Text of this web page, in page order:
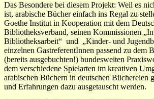
Das Besondere bei diesem Projekt: Weil es
ist, arabische Bücher einfach ins Regal zu
Goethe Institut in Kooperation mit dem
Bibliotheksverband, seinen Kommissionen
Bibliotheksarbeit“ und „Kinder- und
einzelnen GastreferentInnen passend zu dem
(bereits ausgebuchten!) bundesweiten
dem verschiedene Spielarten im kreativen
arabischen Büchern in deutschen Büchereien
und Erfahrungen dazu ausgetauscht werden.